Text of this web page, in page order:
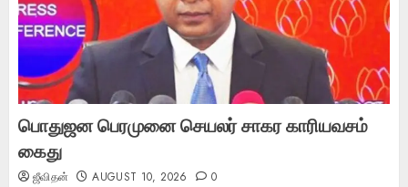
பொதுஜன பெரமுனை செயலர் சாகர காரியவசம்
கைது
ஜீவிதன் AUGUST 10, 2026 0